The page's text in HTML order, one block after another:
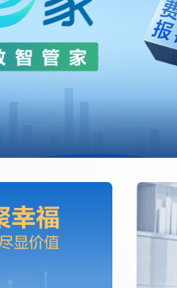
者
域经济高质量发展同频共振。
典型
最高等次“好”。